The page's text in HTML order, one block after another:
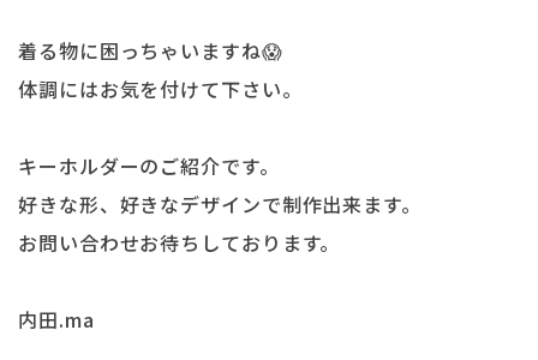
着る物に困っちゃいますね😱
体調にはお気を付けて下さい。
キーホルダーのご紹介です。
好きな形、好きなデザインで制作出来ます。
お問い合わせお待ちしております。
内田.ma